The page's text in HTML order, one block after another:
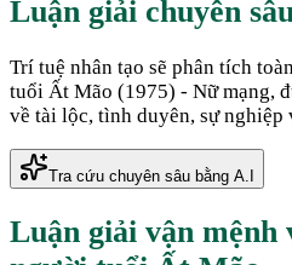
Luận giải chuyên
Trí tuệ nhân tạo sẽ phân tích
tuổi Ất Mão (1975) - Nữmạng,
về tài lộc, tình duyên, sự nghiệp
Tra cứu chuyên sâu bằng A.I
Luận giải vận mệnh